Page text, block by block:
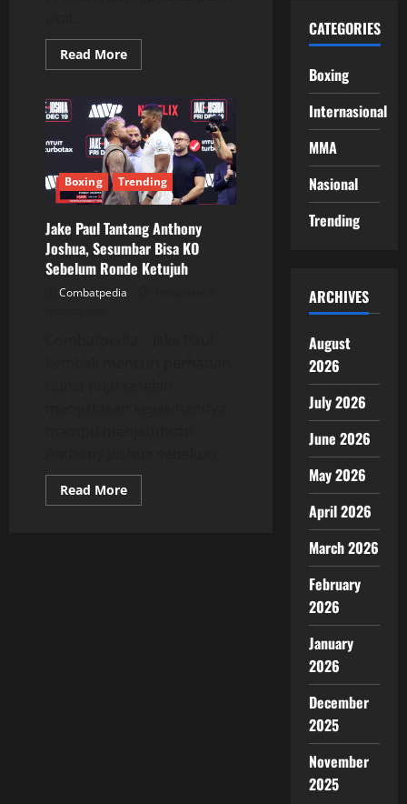
Read MoreRead
more
Franklin
Waspadai
Bias
Penilaian
Wasit
dalam
Pertarungan
Melawan
Moses
Boxing Trending
Jake Paul Tantang Anthony
Joshua, Sesumbar Bisa KO
Sebelum Ronde Ketujuh
Combatpedia
Read MoreRead
more
CATEGORIES
Boxing
Internasional
MMA
Nasional
Trending
ARCHIVES
August
2026
July 2026
June 2026
May 2026
April 2026
March 2026
February
2026
January
2026
December
2025
November
2025